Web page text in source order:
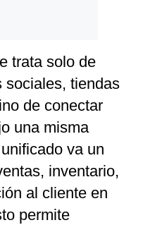
trata solo de
sociales, tiendas
de conectar
una misma
va un
inventario,
al cliente en
permite